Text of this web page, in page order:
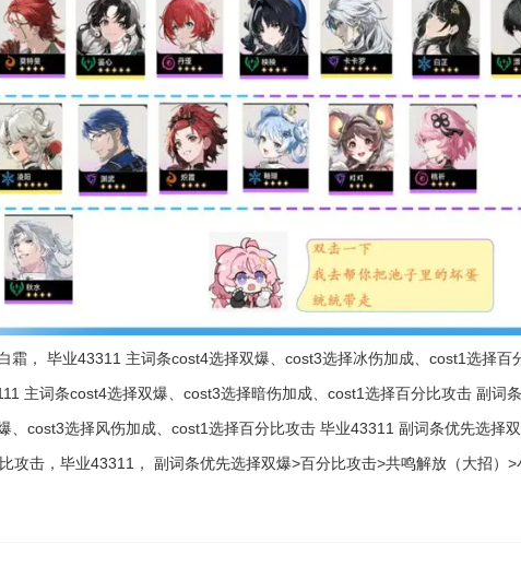
， 毕业43311 主词条cost4选择双爆、cost3选择冰伤加成、cost1选择
主词条cost4选择双爆、cost3选择暗伤加成、cost1选择百分比攻击 副词
cost3选择风伤加成、cost1选择百分比攻击 毕业43311 副词条优先选择
攻击，毕业43311， 副词条优先选择双爆>百分比攻击>共鸣解放（大招）